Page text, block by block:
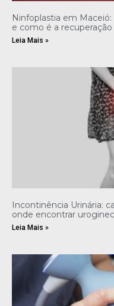
Ninfoplastia em
e como é a
Leia Mais »
Incontinência Urinária:
onde encontrar
Leia Mais »